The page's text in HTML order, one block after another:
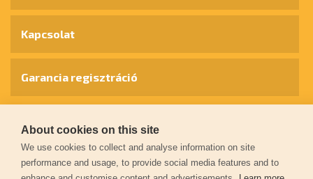
© 2026 extol.hu - Minden jog fenntartva
Kapcsolat
Garancia regisztráció
LétrehoztaFEO
About cookies on this site
We use cookies to collect and analyse information on site
performance and usage, to provide social media features and to